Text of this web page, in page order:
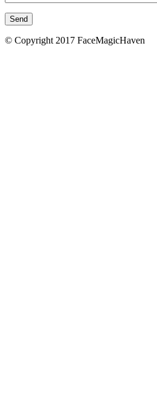
© Copyright 2017 FaceMagicHaven